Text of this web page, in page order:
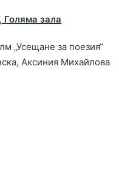
Голяма зала
„Усещане за поезия“
Аксиния Михайлова